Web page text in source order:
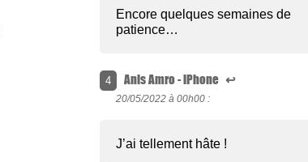
Encore quelques semaines de
patience…
4 Anis Amro - iPhone ↩
20/05/2022 à 00h00 :
J’ai tellement hâte !